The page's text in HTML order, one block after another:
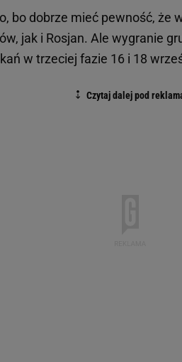
bo dobrze mieć pewność, że
jak i Rosjan. Ale wygranie
w trzeciej fazie 16 i 18